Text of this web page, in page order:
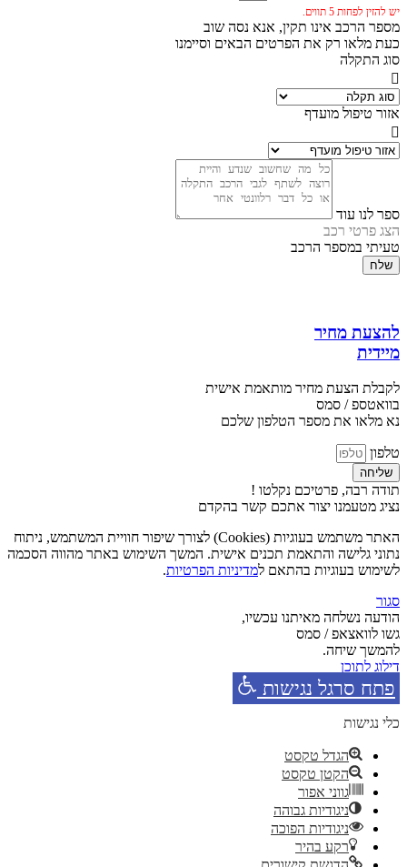
יש להזין לפחות 5 תווים.
מספר הרכב אינו תקין, אנא נסה שוב
כעת מלאו רק את הפרטים הבאים וסיימנו
סוג התקלה
אזור טיפול מועדף
ספר לנו עוד
הצג פרטי רכב
טעיתי במספר הרכב
שלח
להצעת מחיר
מיידית
לקבלת הצעת מחיר מותאמת אישית
בוואטספ / סמס
נא מלאו את מספר הטלפון שלכם
טלפון
שליחה
תודה רבה, פרטיכם נקלטו !
נציג מטעמנו יצור אתכם קשר בהקדם
האתר משתמש בעוגיות (Cookies) לצורך שיפור חוויית המשתמש, ניתוח
נתוני גלישה והתאמת תכנים אישית. המשך השימוש באתר מהווה הסכמה
לשימוש בעוגיות בהתאם למדיניות הפרטיות.
סגור
הודעה נשלחה מאיתנו עכשיו,
גשו לוואצאפ / סמס
להמשך שיחה.
דילוג לתוכן
פתח סרגל נגישות
כלי נגישות
הגדל טקסט
הקטן טקסט
גווני אפור
ניגודיות גבוהה
ניגודיות הפוכה
רקע בהיר